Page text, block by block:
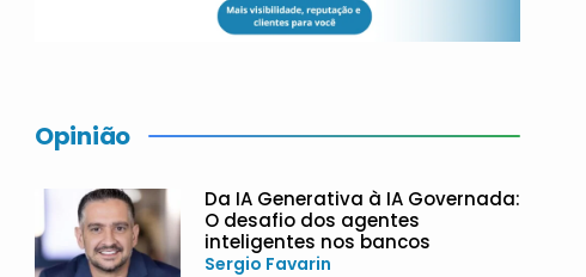
Opinião
Da IA Generativa à IA Governada:
O desafio dos agentes
inteligentes nos bancos
Sergio Favarin